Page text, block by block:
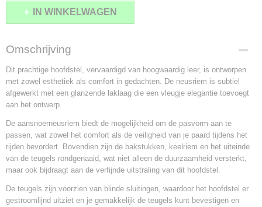
IN WINKELWAGEN
Omschrijving
Dit prachtige hoofdstel, vervaardigd van hoogwaardig leer, is ontworpen
met zowel esthetiek als comfort in gedachten. De neusriem is subtiel
afgewerkt met een glanzende laklaag die een vleugje elegantie toevoegt
aan het ontwerp.
De aansnoerneusriem biedt de mogelijkheid om de pasvorm aan te
passen, wat zowel het comfort als de veiligheid van je paard tijdens het
rijden bevordert. Bovendien zijn de bakstukken, keelriem en het uiteinde
van de teugels rondgenaaid, wat niet alleen de duurzaamheid versterkt,
maar ook bijdraagt aan de verfijnde uitstraling van dit hoofdstel.
De teugels zijn voorzien van blinde sluitingen, waardoor het hoofdstel er
gestroomlijnd uitziet en je gemakkelijk de teugels kunt bevestigen en